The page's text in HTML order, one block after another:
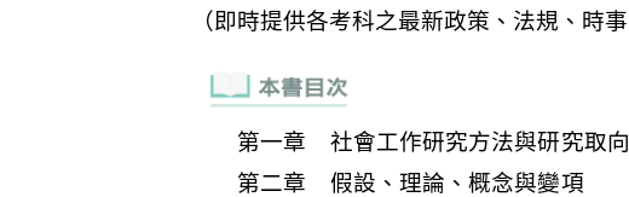
第一章 社會工作研究方法與研究取向
第二章 假設、理論、概念與變項